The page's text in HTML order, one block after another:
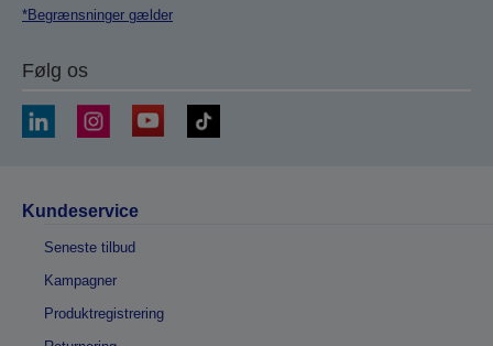
*Begrænsninger gælder
Følg os
Kundeservice
Seneste tilbud
Kampagner
Produktregistrering